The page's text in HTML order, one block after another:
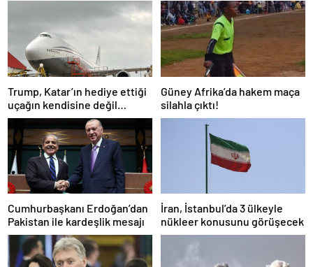
Trump, Katar’ın hediye ettiği
uçağın kendisine değil
Pentagon’a verileceğini
açıkladı
Güney Afrika’da hakem maça
silahla çıktı!
Cumhurbaşkanı Erdoğan’dan
Pakistan ile kardeşlik mesajı
İran, İstanbul’da 3 ülkeyle
nükleer konusunu görüşecek